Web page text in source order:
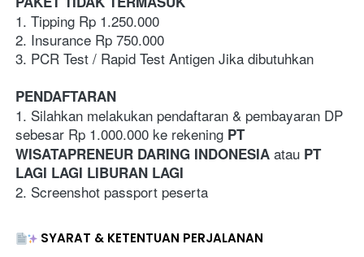
1. Tipping Rp 1.250.000
2. Insurance Rp 750.000
3. PCR Test / Rapid Test Antigen Jika dibutuhkan
PENDAFTARAN
1. Silahkan melakukan pendaftaran & pembayaran DP
sebesar Rp 1.000.000 ke rekening PT
WISATAPRENEUR DARING INDONESIA atau PT
LAGI LAGI LIBURAN LAGI
2. Screenshot passport peserta
SYARAT & KETENTUAN PERJALANAN